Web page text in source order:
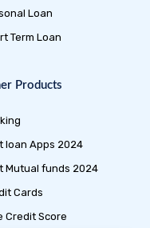
Loan
Term Loan
Products
loan Apps 2024
Mutual funds 2024
Cards
Credit Score